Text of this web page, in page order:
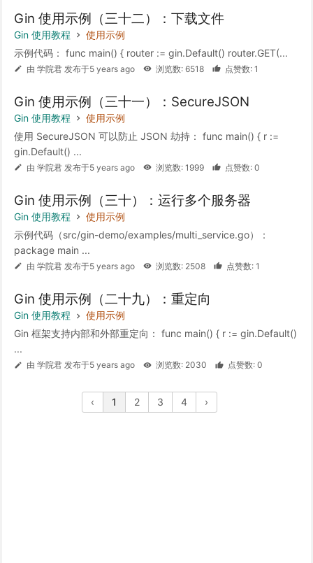
Gin 使用示例（三十二）：下载文件
Gin 使用教程
使用示例
示例代码： func main() { router := gin.Default() router.GET(...
由 学院君 发布于5 years ago 浏览数: 6518 点赞数: 1
Gin 使用示例（三十一）：SecureJSON
Gin 使用教程
使用示例
使用 SecureJSON 可以防止 JSON 劫持： func main() { r :=
gin.Default() ...
由 学院君 发布于5 years ago 浏览数: 1999 点赞数: 0
Gin 使用示例（三十）：运行多个服务器
Gin 使用教程
使用示例
示例代码（src/gin-demo/examples/multi_service.go）：
package main ...
由 学院君 发布于5 years ago 浏览数: 2508 点赞数: 1
Gin 使用示例（二十九）：重定向
Gin 使用教程
使用示例
Gin 框架支持内部和外部重定向： func main() { r := gin.Default()
...
由 学院君 发布于5 years ago 浏览数: 2030 点赞数: 0
‹ 1 2 3 4 ›